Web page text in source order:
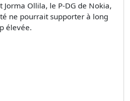
Jorma Ollila, le P-DG de Nokia,
ne pourrait supporter à long
élevée.